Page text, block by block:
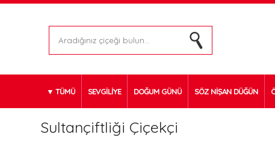
TÜMÜ SEVGİLİYE DOĞUM GÜNÜ SÖZ NİŞAN DÜĞÜN
Sultançiftliği Çiçekçi